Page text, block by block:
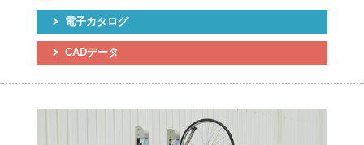
電子カタログ
CADデータ